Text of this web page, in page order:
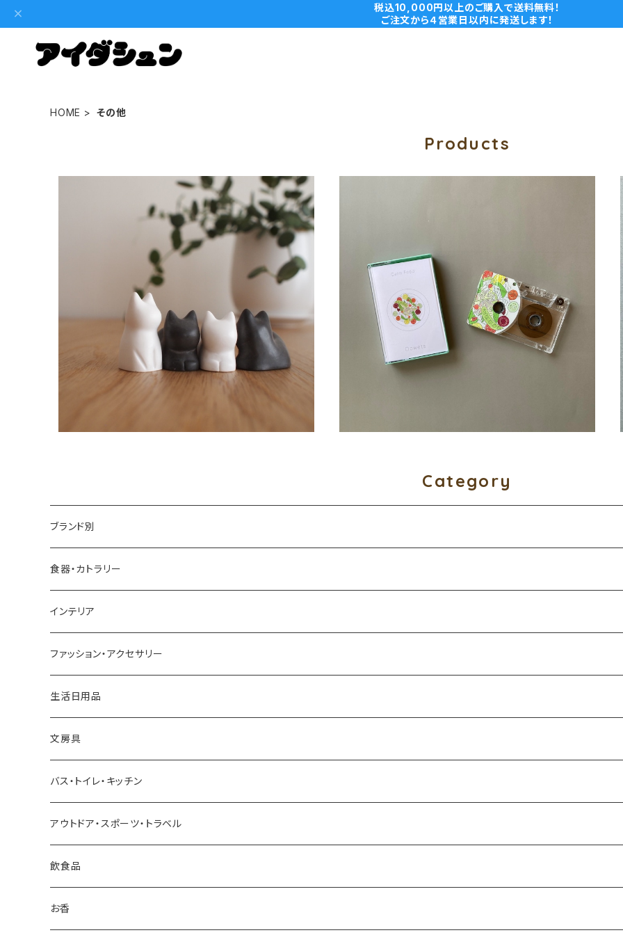
税込10,000円以上のご購入で送料無料！
ご注文から４営業日以内に発送します！
HOME その他
Products
アッシュコンセプト 森井ユカ ネゴ
¥9,900
Oowets カセットテープ Calm Food
¥2,500
Category
ブランド別
アイダシュン ／ by age 18 オリジナル
四十沢木材工芸
アッシュコンセプト
近江和ろうそく大與／DAIYO
Oowets
KIKIME
コロリドー
THE
THE NODOKA
食器・カトラリー
インテリア
ファッション・アクセサリー
生活日用品
文房具
バス・トイレ・キッチン
アウトドア・スポーツ・トラベル
飲食品
お香